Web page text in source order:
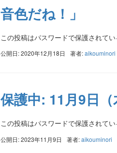
音色だね！」
この投稿はパスワードで保護されてい
公開日: 2020年12月18日 著者:aikouminori
保護中: 11月9日（
この投稿はパスワードで保護されてい
公開日: 2023年11月9日 著者:aikouminori